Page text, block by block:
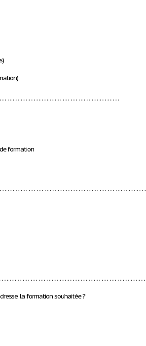
formation
la formation souhaitée ?